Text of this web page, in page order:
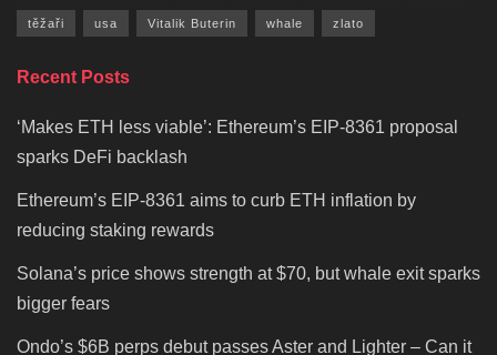
těžaři usa Vitalik Buterin whale zlato
Recent Posts
‘Makes ETH less viable’: Ethereum’s EIP-8361 proposal
sparks DeFi backlash
Ethereum’s EIP-8361 aims to curb ETH inflation by
reducing staking rewards
Solana’s price shows strength at $70, but whale exit sparks
bigger fears
Ondo’s $6B perps debut passes Aster and Lighter – Can it